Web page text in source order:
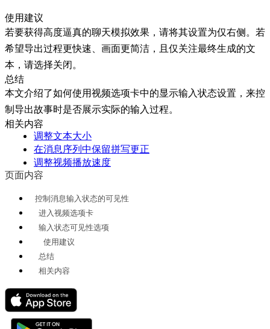
使用建议
若要获得高度逼真的聊天模拟效果，请将其设置为仅右侧。若
希望导出过程更快速、画面更简洁，且仅关注最终生成的文
本，请选择关闭。
总结
本文介绍了如何使用视频选项卡中的显示输入状态设置，来控
制导出故事时是否展示实际的输入过程。
相关内容
调整文本大小
在消息序列中保留拼写更正
调整视频播放速度
页面内容
控制消息输入状态的可见性
进入视频选项卡
输入状态可见性选项
使用建议
总结
相关内容